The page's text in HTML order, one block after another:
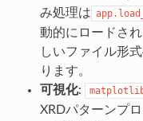
み処理は
動的にロードさ
しいファイル形
ります。
可視化:
XRDパターンプ